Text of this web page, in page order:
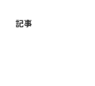
記事